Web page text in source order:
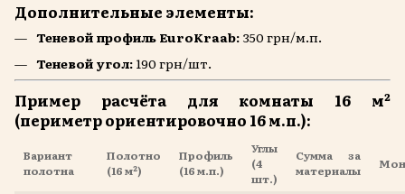
Дополнительные элементы:
Теневой профиль EuroKraab: 350 грн/м.п.
Теневой угол: 190 грн/шт.
Пример расчёта для комнаты 16 м²
(периметр ориентировочно 16 м.п.):
Вариант
полотна
Полотно
(16 м²)
Профиль
(16 м.п.)
Углы
(4
шт.)
Сумма за
материалы